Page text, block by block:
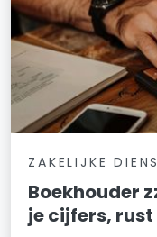
ZAKELIJKE
Boekhouder
je cijfers,